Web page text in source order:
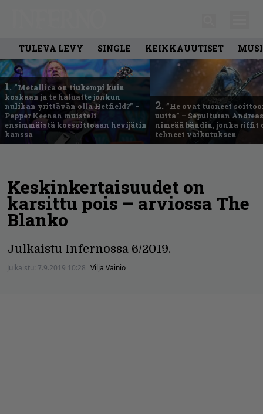
TULEVA LEVY SINGLE KEIKKAUUTISET
1. ”Metallica on tiukempi kuin
koskaan ja te haluatte jonkun
nulikan yrittävän olla Hetfield?” –
Pepper Keenan muisteli
ensimmäistä koesoittoaan hevijätin
kanssa
2. ”He ovat tuoneet
uutta” – Sepulturan
nimeää bändin, jonka riffit
tehneet vaikutuksen
Keskinkertaisuudet on
karsittu pois – arviossa The
Blanko
Julkaistu Infernossa 6/2019.
Julkaistu: 7.9.2019 10:28 Vilja Vainio